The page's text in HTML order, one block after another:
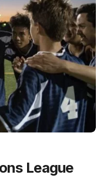
League